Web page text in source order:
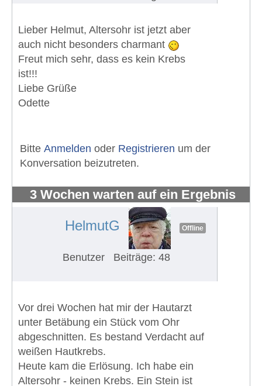
Lieber Helmut, Altersohr ist jetzt aber
auch nicht besonders charmant
Freut mich sehr, dass es kein Krebs
ist!!!
Liebe Grüße
Odette
Bitte Anmelden oder Registrieren um der
Konversation beizutreten.
3 Wochen warten auf ein Ergebnis
HelmutG Offline
Benutzer Beiträge: 48
Vor drei Wochen hat mir der Hautarzt
unter Betäbung ein Stück vom Ohr
abgeschnitten. Es bestand Verdacht auf
weißen Hautkrebs.
Heute kam die Erlösung. Ich habe ein
Altersohr - keinen Krebs. Ein Stein ist